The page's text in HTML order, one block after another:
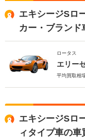
エキシージSロ
カー・ブラン
ロータス
エリー
平均買取相
エキシージSロ
ィタイプ車の